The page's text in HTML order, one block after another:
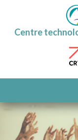
Centre
AU
CONTENU